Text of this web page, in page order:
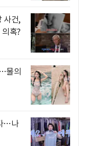
사건,
혹?
물의
…나